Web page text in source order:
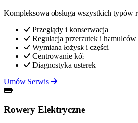
Kompleksowa obsługa wszystkich typów
Przeglądy i konserwacja
Regulacja przerzutek i hamulców
Wymiana łożysk i części
Centrowanie kół
Diagnostyka usterek
Umów Serwis
Rowery Elektryczne